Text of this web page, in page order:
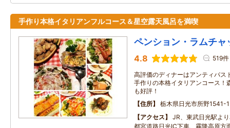
手作り本格イタリアンフルコース＆星空露天風呂を満喫
ペンション・ラムチャ
4.8 519件
高評価のディナーはアンティパス
手作りの本格イタリアンコース！
も好評！
住所
栃木県日光市所野1541-
アクセス
JR、東武日光駅よ
都宮道路日光IC下車、霧降高原方